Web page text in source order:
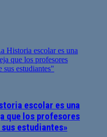
escolar es una
que los profesores
estudiantes»